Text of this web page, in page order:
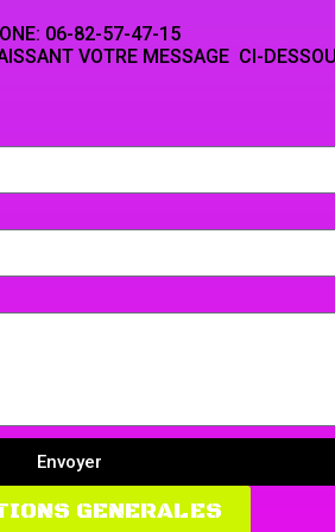
06-82-
MESSAGE CI-
Envoyer
GENERALES